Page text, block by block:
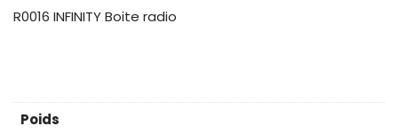
R0016 INFINITY Boite radio
Poids